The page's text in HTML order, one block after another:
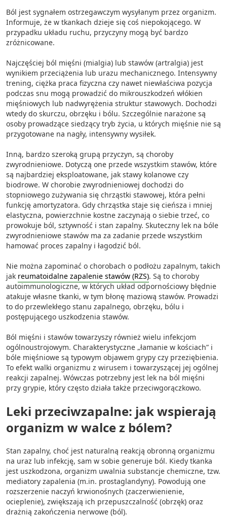
Ból jest sygnałem ostrzegawczym wysyłanym przez organizm.
Informuje, że w tkankach dzieje się coś niepokojącego. W
przypadku układu ruchu, przyczyny mogą być bardzo
zróżnicowane.
Najczęściej ból mięśni (mialgia) lub stawów (artralgia) jest
wynikiem przeciążenia lub urazu mechanicznego. Intensywny
trening, ciężka praca fizyczna czy nawet niewłaściwa pozycja
podczas snu mogą prowadzić do mikrouszkodzeń włókien
mięśniowych lub nadwyrężenia struktur stawowych. Dochodzi
wtedy do skurczu, obrzęku i bólu. Szczególnie narażone są
osoby prowadzące siedzący tryb życia, u których mięśnie nie są
przygotowane na nagły, intensywny wysiłek.
Inną, bardzo szeroką grupą przyczyn, są choroby
zwyrodnieniowe. Dotyczą one przede wszystkim stawów, które
są najbardziej eksploatowane, jak stawy kolanowe czy
biodrowe. W chorobie zwyrodnieniowej dochodzi do
stopniowego zużywania się chrząstki stawowej, która pełni
funkcję amortyzatora. Gdy chrząstka staje się cieńsza i mniej
elastyczna, powierzchnie kostne zaczynają o siebie trzeć, co
prowokuje ból, sztywność i stan zapalny. Skuteczny lek na bóle
zwyrodnieniowe stawów ma za zadanie przede wszystkim
hamować proces zapalny i łagodzić ból.
Nie można zapominać o chorobach o podłożu zapalnym, takich
jak reumatoidalne zapalenie stawów (RZS). Są to choroby
autoimmunologiczne, w których układ odpornościowy błędnie
atakuje własne tkanki, w tym błonę maziową stawów. Prowadzi
to do przewlekłego stanu zapalnego, obrzęku, bólu i
postępującego uszkodzenia stawów.
Ból mięśni i stawów towarzyszy również wielu infekcjom
ogólnoustrojowym. Charakterystyczne „łamanie w kościach” i
bóle mięśniowe są typowym objawem grypy czy przeziębienia.
To efekt walki organizmu z wirusem i towarzyszącej jej ogólnej
reakcji zapalnej. Wówczas potrzebny jest lek na ból mięśni
przy grypie, który często działa także przeciwgorączkowo.
Leki przeciwzapalne: jak wspierają
organizm w walce z bólem?
Stan zapalny, choć jest naturalną reakcją obronną organizmu
na uraz lub infekcję, sam w sobie generuje ból. Kiedy tkanka
jest uszkodzona, organizm uwalnia substancje chemiczne, tzw.
mediatory zapalenia (m.in. prostaglandyny). Powodują one
rozszerzenie naczyń krwionośnych (zaczerwienienie,
ocieplenie), zwiększają ich przepuszczalność (obrzęk) oraz
drażnią zakończenia nerwowe (ból).